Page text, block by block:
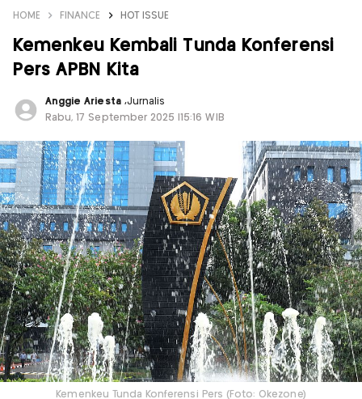
HOME FINANCE HOT ISSUE
Kemenkeu Kembali Tunda Konferensi
Pers APBN Kita
Anggie Ariesta ,Jurnalis
Rabu, 17 September 2025 |15:16 WIB
Kemenkeu Tunda Konferensi Pers (Foto: Okezone)